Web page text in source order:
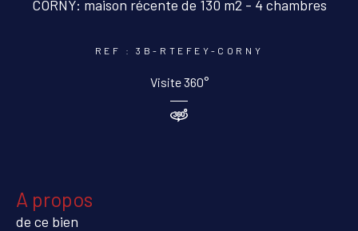
CORNY: maison récente de 130 m2 - 4 chambres
REF : 3B-RTEFEY-CORNY
Visite 360°
a propos
de ce bien